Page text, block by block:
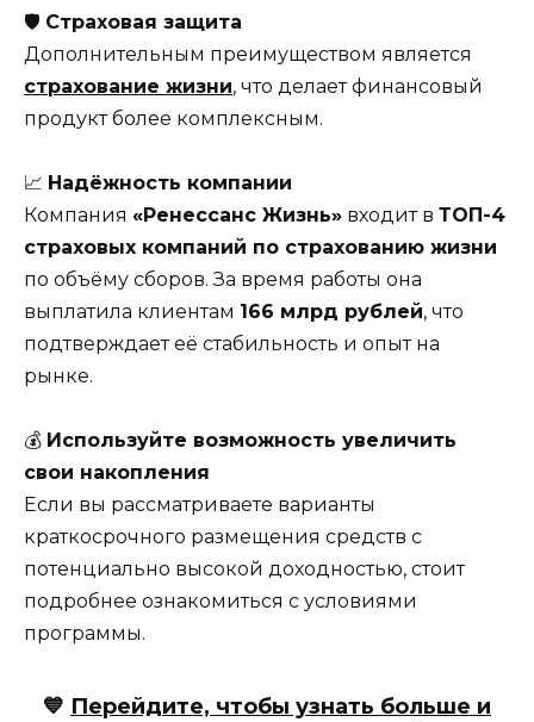
🛡 Страховая защита
Дополнительным преимуществом является
страхование жизни, что делает финансовый
продукт более комплексным.
📈 Надёжность компании
Компания «Ренессанс Жизнь» входит в ТОП-4
страховых компаний по страхованию жизни
по объёму сборов. За время работы она
выплатила клиентам 166 млрд рублей, что
подтверждает её стабильность и опыт на
рынке.
💰 Используйте возможность увеличить
свои накопления
Если вы рассматриваете варианты
краткосрочного размещения средств с
потенциально высокой доходностью, стоит
подробнее ознакомиться с условиями
программы.
💙 Перейдите, чтобы узнать больше и